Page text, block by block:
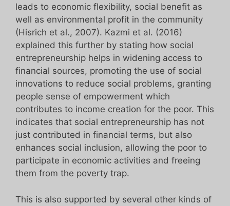
leads to economic flexibility, social benefit as
well as environmental profit in the community
(Hisrich et al., 2007). Kazmi et al. (2016)
explained this further by stating how social
entrepreneurship helps in widening access to
financial sources, promoting the use of social
innovations to reduce social problems, granting
people sense of empowerment which
contributes to income creation for the poor. This
indicates that social entrepreneurship has not
just contributed in financial terms, but also
enhances social inclusion, allowing the poor to
participate in economic activities and freeing
them from the poverty trap.
This is also supported by several other kinds of